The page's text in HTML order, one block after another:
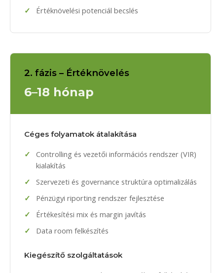
Értéknövelési potenciál becslés
2. fázis – Értéknövelés
6–18 hónap
Céges folyamatok átalakítása
Controlling és vezetői információs rendszer (VIR)
kialakítás
Szervezeti és governance struktúra optimalizálás
Pénzügyi riporting rendszer fejlesztése
Értékesítési mix és margin javítás
Data room felkészítés
Kiegészítő szolgáltatások